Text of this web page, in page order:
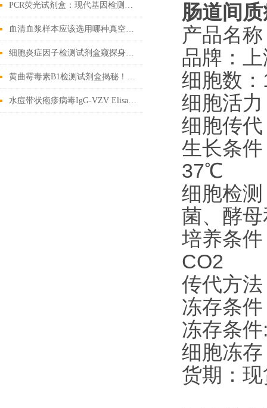
PCR荧光试剂盒：现代基因检测的得力助手
血清血浆样本应该选用哪种真空采血管收集？
细胞炎症因子检测试剂盒窥探身体内部的战争
黄曲霉毒素B1检测试剂盒揭秘！精准锁定隐患
水痘带状疱疹病毒IgG-VZV Elisa检测试剂盒检测原理与市场发展分析
肠道间
产品名
品牌：
细胞数
细胞活
细胞传
生长条
37℃
细胞检
菌、酵
培养条
CO2
传代方
冻存条
冻存条
细胞冻
货期：